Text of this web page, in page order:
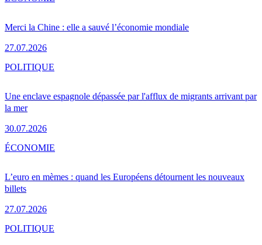
Merci la Chine : elle a sauvé l’économie mondiale
27.07.2026
Une enclave espagnole dépassée par l'afflux de migrants arrivant par
la mer
30.07.2026
POLITIQUE
L’euro en mèmes : quand les Européens détournent les nouveaux
billets
27.07.2026
ÉCONOMIE
POLITIQUE